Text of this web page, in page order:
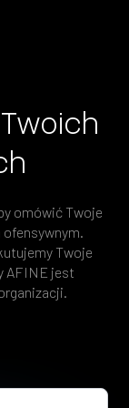
Twoich
omówić Twoje
ofensywnym.
Twoje
AFINE jest